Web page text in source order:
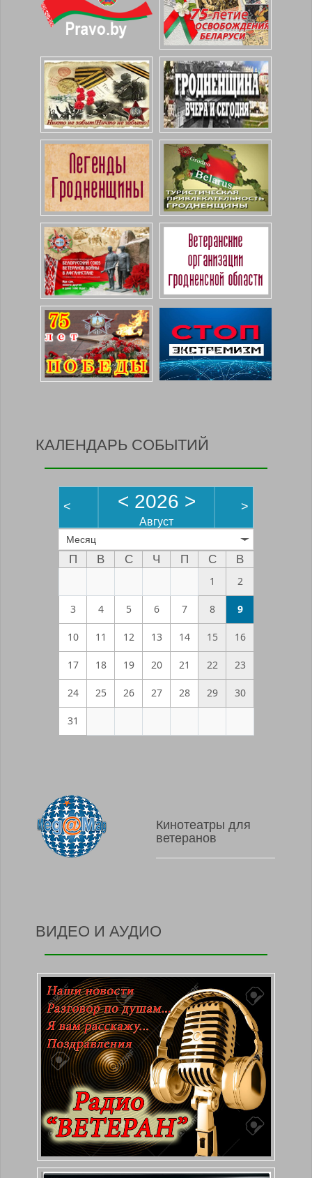
КАЛЕНДАРЬ СОБЫТИЙ
< < 2026 >
Август
>
Месяц
П В С Ч П С
В
1
2
3 4 5 6 7 8 9
10 11 12 13 14 15 16
17 18 19 20 21 22 23
24 25 26 27 28 29 30
31
Кинотеатры для
ветеранов
ВИДЕО И АУДИО